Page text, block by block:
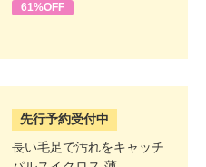
61%OFF
先行予約受付中
長い毛足で汚れをキャッチ